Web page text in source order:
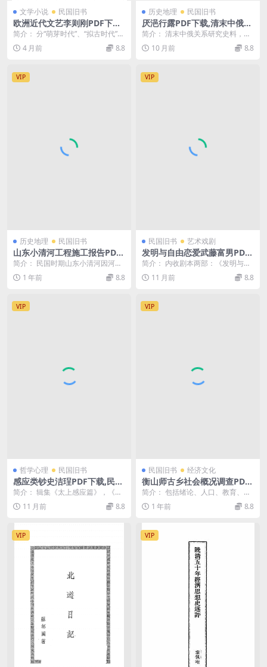
文学小说 民国旧书
欧洲近代文艺李则刚PDF下载,
欧洲近代文艺发展史研究
简介： 分“萌芽时代”、“拟古时代”、
“解放时代”、“唯物思潮澎湃时代”、
“反唯...
4 月前 8.8
历史地理 民国旧书
厌浥行露PDF下载,清末中俄关
系研究史料,日露战争研究史料
简介： 清末中俄关系研究史料，本
书1905年出版，介绍俄国首相谢尔
盖·维特与中国...
10 月前 8.8
VIP
历史地理 民国旧书
山东小清河工程施工报告PDF
下载,民国山东小清河水利治理
简介： 民国时期山东小清河因河道
淤塞、水患频发，韩复榘主政时期
开展大规模疏浚工程...
1 年前 8.8
VIP
民国旧书 艺术戏剧
发明与自由恋爱武藤富男PDF
下载,武藤富男话剧剧本
简介： 内收剧本两部：《发明与自
由恋爱》（独幕）、《某承审员之
略历》（三幕），东...
11 月前 8.8
VIP
哲学心理 民国旧书
感应类钞史洁珵PDF下载,民国
劝善书汇编
简介： 辑集《太上感应篇》，《感
应篇灵验记》、《感应篇颂》、
《功过格》、《功过案...
11 月前 8.8
VIP
民国旧书 经济文化
衡山师古乡社会概况调查PDF
下载,民国衡山师古乡史料
简介： 包括绪论、人口、教育、农
业、农村副业、农村商业与金融、
卫生及健康、农家收...
1 年前 8.8
VIP VIP